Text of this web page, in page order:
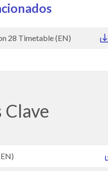
28 Timetable (EN)
Report (EN)